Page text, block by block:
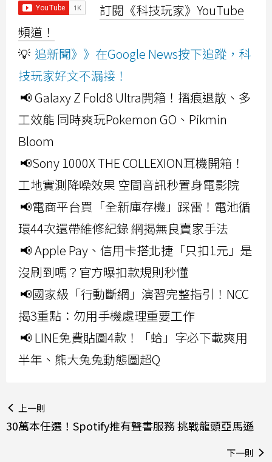
訂閱《科技玩家》YouTube
頻道！
💡 追新聞》》在Google News按下追蹤，科
技玩家好文不漏接！
📢 Galaxy Z Fold8 Ultra開箱！摺痕退散、多
工效能 同時爽玩Pokemon GO、Pikmin
Bloom
📢Sony 1000X THE COLLEXION耳機開箱！
工地實測降噪效果 空間音訊秒置身電影院
📢電商平台買「全新庫存機」踩雷！電池循
環44次還帶維修紀錄 網揭無良賣家手法
📢 Apple Pay、信用卡搭北捷「只扣1元」是
沒刷到嗎？官方曝扣款規則秒懂
📢國家級「行動斷網」演習完整指引！NCC
揭3重點：勿用手機處理重要工作
📢 LINE免費貼圖4款！「蛤」字必下載爽用
半年、熊大兔兔動態圖超Q
上一則
30萬本任選！Spotify推有聲書服務 挑戰龍頭亞馬遜
下一則